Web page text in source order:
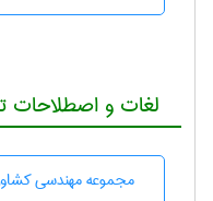
لغات و
مجموعه مهندسی